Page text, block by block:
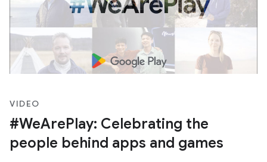
VIDEO
#WeArePlay: Celebrating the
people behind apps and games